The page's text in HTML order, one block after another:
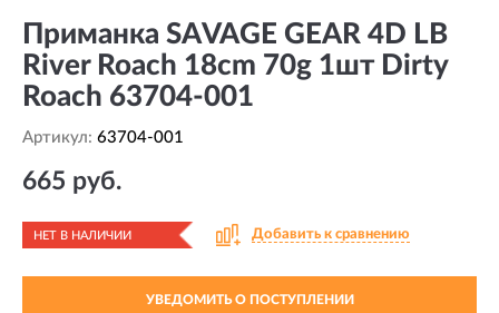
Приманка SAVAGE GEAR 4D LB
River Roach 18cm 70g 1шт Dirty
Roach 63704-001
Артикул: 63704-001
665 руб.
НЕТ В НАЛИЧИИ Добавить к сравнению
УВЕДОМИТЬ О ПОСТУПЛЕНИИ